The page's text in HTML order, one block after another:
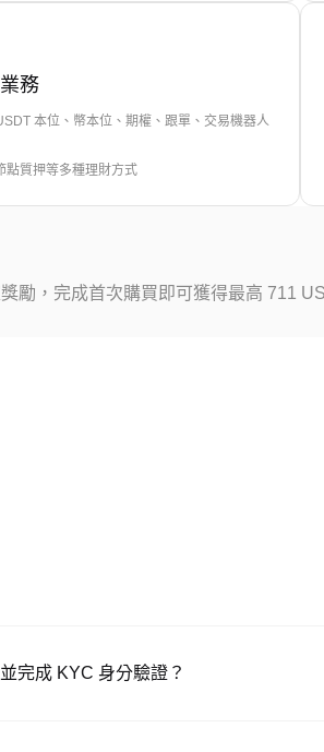
務
本位、幣本位、期權、跟單、交易機器人
點質押等多種理財方式
勵，完成首次購買即可獲得最高 711
完成 KYC 身分驗證？